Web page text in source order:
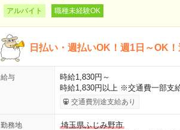
アルバイト 職種未経験OK
日払い・週払いOK！週1日～OK
給与
時給1,830円～
時給1,830円以上 ※交通費一部支
交通費別途支給あり
勤務地
埼玉県ふじみ野市